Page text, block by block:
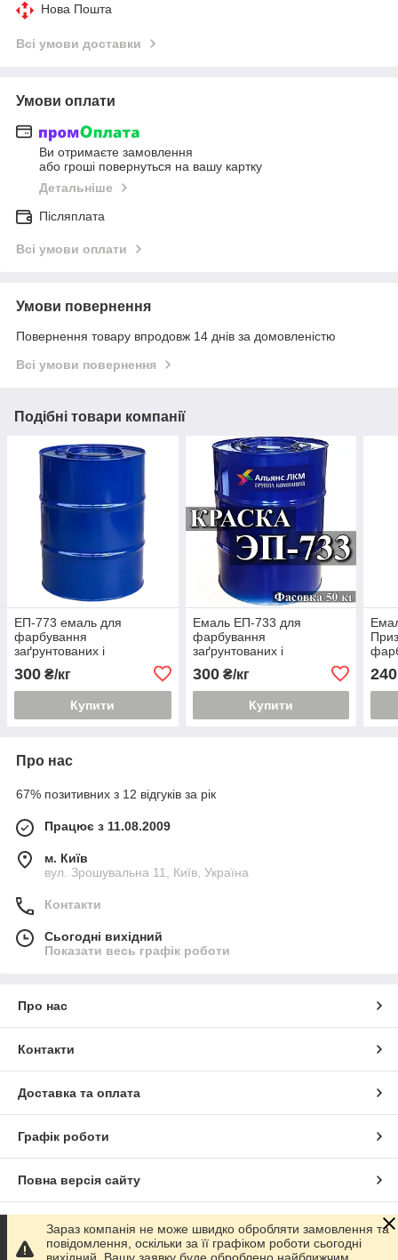
Нова Пошта
Всі умови доставки
Умови оплати
Ви отримаєте замовлення
або гроші повернуться на вашу картку
Детальніше
Післяплата
Всі умови оплати
Умови повернення
Повернення товару впродовж 14 днів за домовленістю
Всі умови повернення
Подібні товари компанії
ЕП-773 емаль для
фарбування
заґрунтованих і
металевих поверхонь
купити Київ
300 ₴/кг
Купити
Емаль ЕП-733 для
фарбування
заґрунтованих і
металевих поверхонь.
300₴/кг
Купити
240
Про нас
67% позитивних з 12 відгуків за рік
Працює з 11.08.2009
м. Київ
вул. Зрошувальна 11, Київ, Україна
Контакти
Сьогодні вихідний
Показати весь графік роботи
Про нас
Контакти
Доставка та оплата
Графік роботи
Повна версія сайту
Сайт створено на маркетплейсі Prom.ua
Зараз компанія не може швидко обробляти замовлення та
повідомлення, оскільки за її графіком роботи сьогодні